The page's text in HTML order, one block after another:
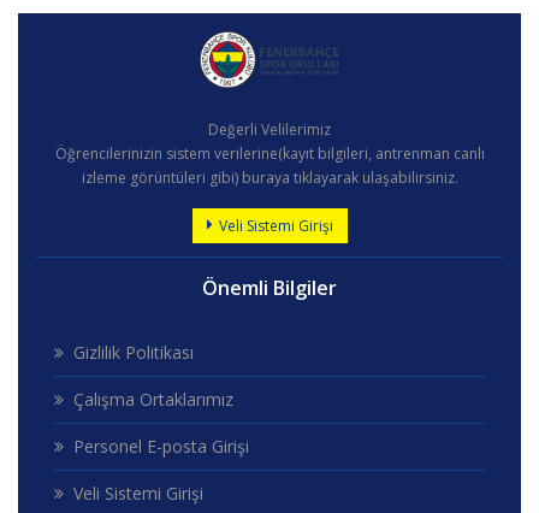
Değerli Velilerimiz
Öğrencilerinizin sistem verilerine(kayıt bilgileri, antrenman canlı
izleme görüntüleri gibi) buraya tıklayarak ulaşabilirsiniz.
Veli Sistemi Girişi
Önemli Bilgiler
Gizlilik Politikası
Çalışma Ortaklarımız
Personel E-posta Girişi
Veli Sistemi Girişi